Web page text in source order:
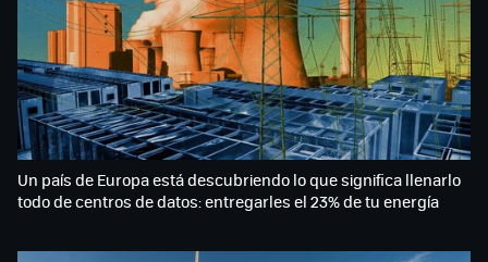
Un país de Europa está descubriendo lo que significa llenarlo
todo de centros de datos: entregarles el 23% de tu energía